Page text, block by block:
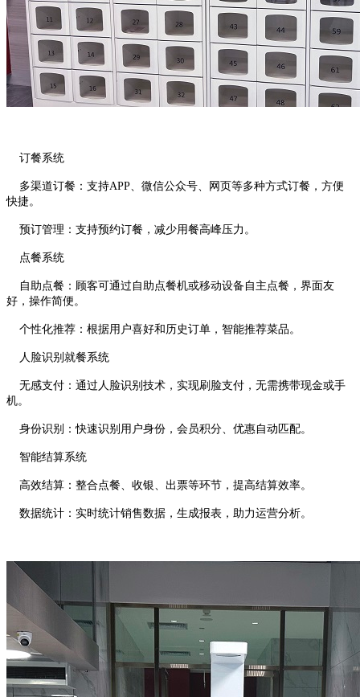
订餐系统
多渠道订餐：支持APP、微信公众号、网页等多种方式订餐，方便
快捷。
预订管理：支持预约订餐，减少用餐高峰压力。
点餐系统
自助点餐：顾客可通过自助点餐机或移动设备自主点餐，界面友
好，操作简便。
个性化推荐：根据用户喜好和历史订单，智能推荐菜品。
人脸识别就餐系统
无感支付：通过人脸识别技术，实现刷脸支付，无需携带现金或手
机。
身份识别：快速识别用户身份，会员积分、优惠自动匹配。
智能结算系统
高效结算：整合点餐、收银、出票等环节，提高结算效率。
数据统计：实时统计销售数据，生成报表，助力运营分析。